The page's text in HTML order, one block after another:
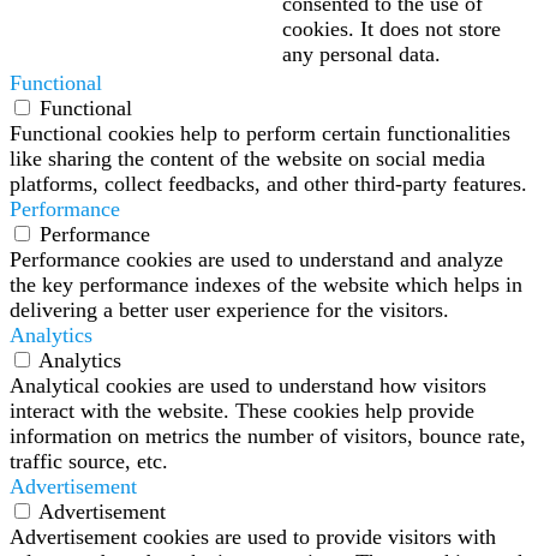
cookies. It does not store
any personal data.
Functional
Functional
Functional cookies help to perform certain functionalities
like sharing the content of the website on social media
platforms, collect feedbacks, and other third-party features.
Performance
Performance
Performance cookies are used to understand and analyze
the key performance indexes of the website which helps in
delivering a better user experience for the visitors.
Analytics
Analytics
Analytical cookies are used to understand how visitors
interact with the website. These cookies help provide
information on metrics the number of visitors, bounce rate,
traffic source, etc.
Advertisement
Advertisement
Advertisement cookies are used to provide visitors with